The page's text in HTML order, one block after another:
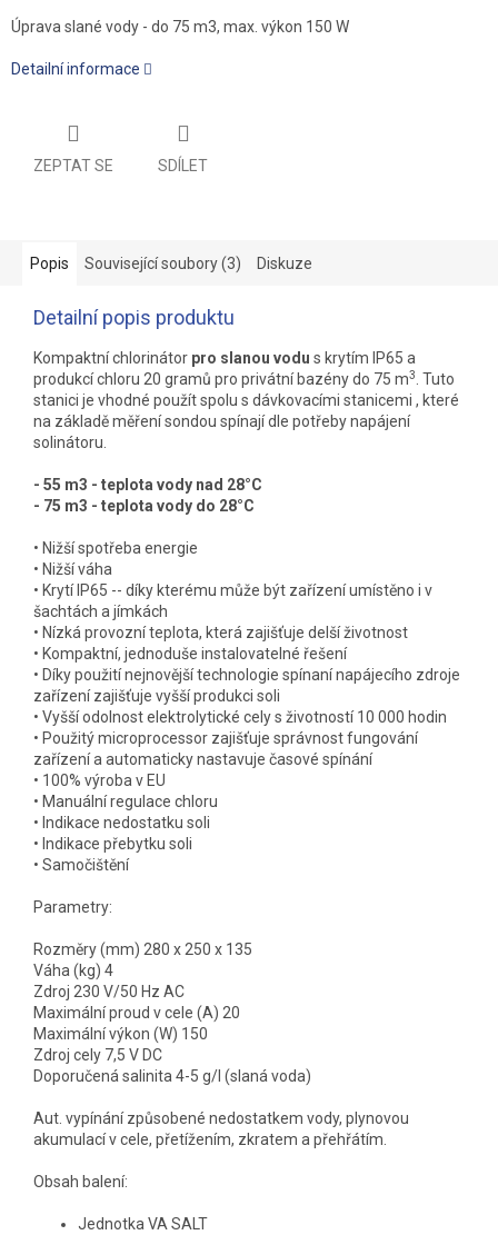
Úprava slané vody - do 75 m3, max. výkon 150 W
Detailní informace
ZEPTAT SE SDÍLET
Popis Související soubory (3) Diskuze
Detailní popis produktu
Kompaktní chlorinátor pro slanou vodu s krytím IP65 a
produkcí chloru 20 gramů pro privátní bazény do 75 m3. Tuto
stanici je vhodné použít spolu s dávkovacími stanicemi , které
na základě měření sondou spínají dle potřeby napájení
solinátoru.
- 55 m3 - teplota vody nad 28°C
- 75 m3 - teplota vody do 28°C
• Nižší spotřeba energie
• Nižší váha
• Krytí IP65 -- díky kterému může být zařízení umístěno i v
šachtách a jímkách
• Nízká provozní teplota, která zajišťuje delší životnost
• Kompaktní, jednoduše instalovatelné řešení
• Díky použití nejnovější technologie spínaní napájecího zdroje
zařízení zajišťuje vyšší produkci soli
• Vyšší odolnost elektrolytické cely s životností 10 000 hodin
• Použitý microprocessor zajišťuje správnost fungování
zařízení a automaticky nastavuje časové spínání
• 100% výroba v EU
• Manuální regulace chloru
• Indikace nedostatku soli
• Indikace přebytku soli
• Samočištění
Parametry:
Rozměry (mm) 280 x 250 x 135
Váha (kg) 4
Zdroj 230 V/50 Hz AC
Maximální proud v cele (A) 20
Maximální výkon (W) 150
Zdroj cely 7,5 V DC
Doporučená salinita 4-5 g/l (slaná voda)
Aut. vypínání způsobené nedostatkem vody, plynovou
akumulací v cele, přetížením, zkratem a přehřátím.
Obsah balení:
Jednotka VA SALT